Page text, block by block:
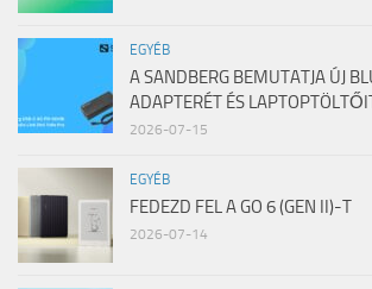
EGYÉB
A SANDBERG BEMUTATJA ÚJ
ADAPTERÉT ÉS
2026-07-15
EGYÉB
FEDEZD FEL A GO 6 (GEN II)-T
2026-07-14